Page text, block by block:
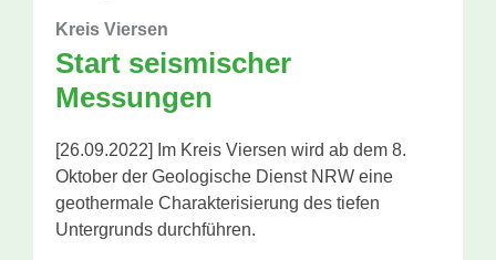
Kreis Viersen
Start seismischer
Messungen
[26.09.2022] Im Kreis Viersen wird ab dem 8.
Oktober der Geologische Dienst NRW eine
geothermale Charakterisierung des tiefen
Untergrunds durchführen.